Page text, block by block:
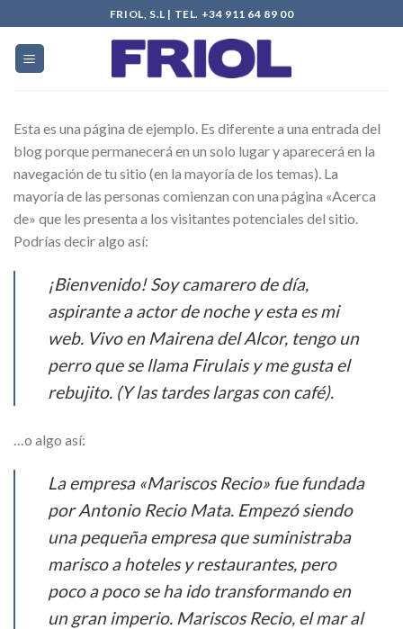
content
FRIOL, S.L | TEL. +34 911 64 89 00
Esta es una página de ejemplo. Es diferente a una entrada del
blog porque permanecerá en un solo lugar y aparecerá en la
navegación de tu sitio (en la mayoría de los temas). La
mayoría de las personas comienzan con una página «Acerca
de» que les presenta a los visitantes potenciales del sitio.
Podrías decir algo así:
¡Bienvenido! Soy camarero de día,
aspirante a actor de noche y esta es mi
web. Vivo en Mairena del Alcor, tengo un
perro que se llama Firulais y me gusta el
rebujito. (Y las tardes largas con café).
…o algo así:
La empresa «Mariscos Recio» fue fundada
por Antonio Recio Mata. Empezó siendo
una pequeña empresa que suministraba
marisco a hoteles y restaurantes, pero
poco a poco se ha ido transformando en
un gran imperio. Mariscos Recio, el mar al